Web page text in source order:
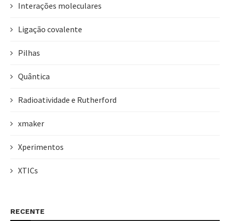
Interações moleculares
Ligação covalente
Pilhas
Quântica
Radioatividade e Rutherford
xmaker
Xperimentos
XTICs
RECENTE